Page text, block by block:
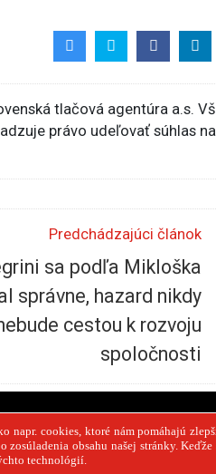
tlačová agentúra a.s.
právo udeľovať súhlas
Predchádzajúci článok
sa podľa Mikloška
správne, hazard nikdy
cestou k rozvoju
spoločnosti